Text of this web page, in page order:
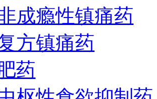
成瘾性镇痛药
方镇痛药
药